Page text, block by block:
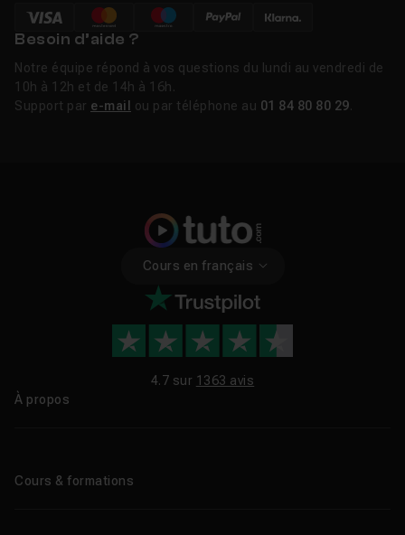
Besoin d’aide ?
Notre équipe répond à vos questions du lundi au vendredi de
10h à 12h et de 14h à 16h.
Support par e-mail ou par téléphone au 01 84 80 80 29
Cours en français
4.7 sur 1363 avis
À propos
Cours & formations